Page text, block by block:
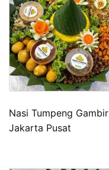
Nasi Tumpeng Gambir
Jakarta Pusat